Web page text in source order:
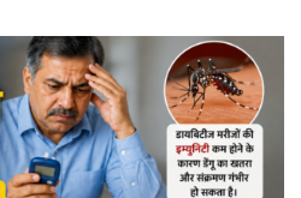
खतरा
जानिए
एक्सपर्ट
और